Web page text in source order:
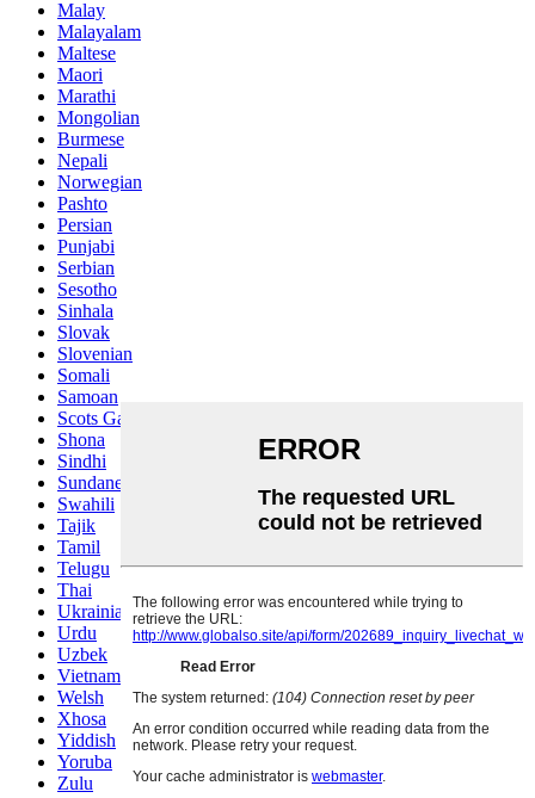
Malay
Malayalam
Maltese
Maori
Marathi
Mongolian
Burmese
Nepali
Norwegian
Pashto
Persian
Punjabi
Serbian
Sesotho
Sinhala
Slovak
Slovenian
Somali
Samoan
Scots Gaelic
Shona
Sindhi
Sundanese
Swahili
Tajik
Tamil
Telugu
Thai
Ukrainian
Urdu
Uzbek
Vietnamese
Welsh
Xhosa
Yiddish
Yoruba
Zulu